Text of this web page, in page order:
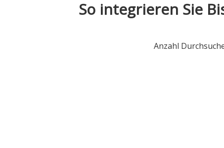
So integrieren Sie
Anzahl